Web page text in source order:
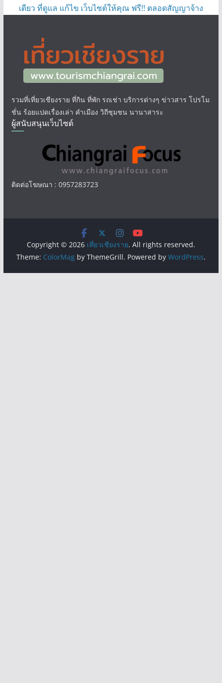
เดียว ที่ดูแล แก้ไข เว็บไซต์ให้คุณ ฟรี!! ตลอดสัญญาจ้าง
รวมที่เที่ยวเชียงราย ที่กิน ที่พัก รถเช่า บริการต่างๆ ข่าวสาร โปรโม
ชั่น ร้อยแปดเรื่องเล่า คำเมือง วิถีชุมชน นานาสาระ
ผู้สนับสนุนเว็บไซต์
ติดต่อโฆษณา : 0957283723
Copyright © 2026 เที่ยวเชียงราย. All rights reserved.
Theme: ColorMagby ThemeGrill. Powered by WordPress.